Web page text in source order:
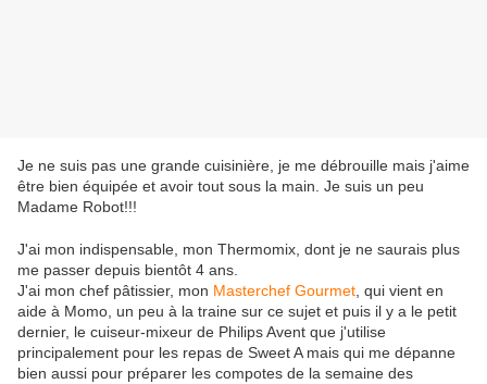
Je ne suis pas une grande cuisinière, je me débrouille mais j'aime
être bien équipée et avoir tout sous la main. Je suis un peu
Madame Robot!!!
J'ai mon indispensable, mon Thermomix, dont je ne saurais plus
me passer depuis bientôt 4 ans.
J'ai mon chef pâtissier, mon Masterchef Gourmet , qui vient en
aide à Momo, un peu à la traine sur ce sujet et puis il y a le petit
dernier, le cuiseur-mixeur de Philips Avent que j'utilise
principalement pour les repas de Sweet A mais qui me dépanne
bien aussi pour préparer les compotes de la semaine des